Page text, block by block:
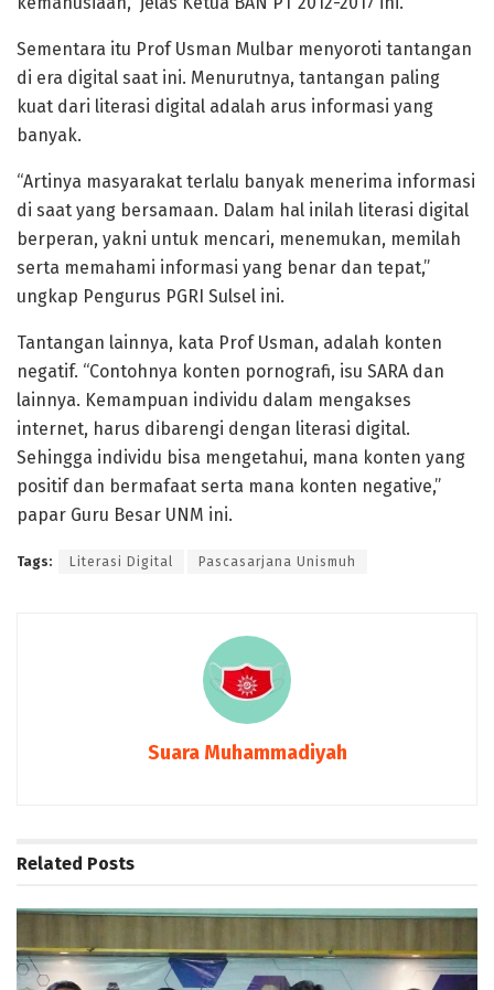
Sementara itu Prof Usman Mulbar menyoroti tantangan
di era digital saat ini. Menurutnya, tantangan paling
kuat dari literasi digital adalah arus informasi yang
banyak.
“Artinya masyarakat terlalu banyak menerima informasi
di saat yang bersamaan. Dalam hal inilah literasi digital
berperan, yakni untuk mencari, menemukan, memilah
serta memahami informasi yang benar dan tepat,”
ungkap Pengurus PGRI Sulsel ini.
Tantangan lainnya, kata Prof Usman, adalah konten
negatif. “Contohnya konten pornografi, isu SARA dan
lainnya. Kemampuan individu dalam mengakses
internet, harus dibarengi dengan literasi digital.
Sehingga individu bisa mengetahui, mana konten yang
positif dan bermafaat serta mana konten negative,”
papar Guru Besar UNM ini.
Tags: Literasi Digital Pascasarjana Unismuh
Suara Muhammadiyah
Related Posts